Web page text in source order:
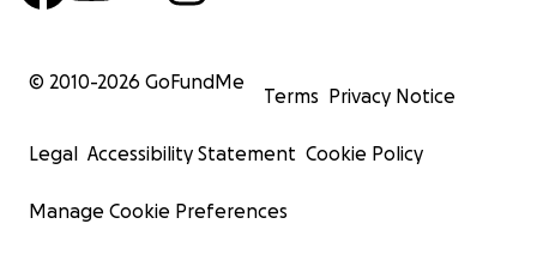
© 2010-2026 GoFundMe
Terms Privacy Notice
Legal Accessibility Statement Cookie Policy
Manage Cookie Preferences